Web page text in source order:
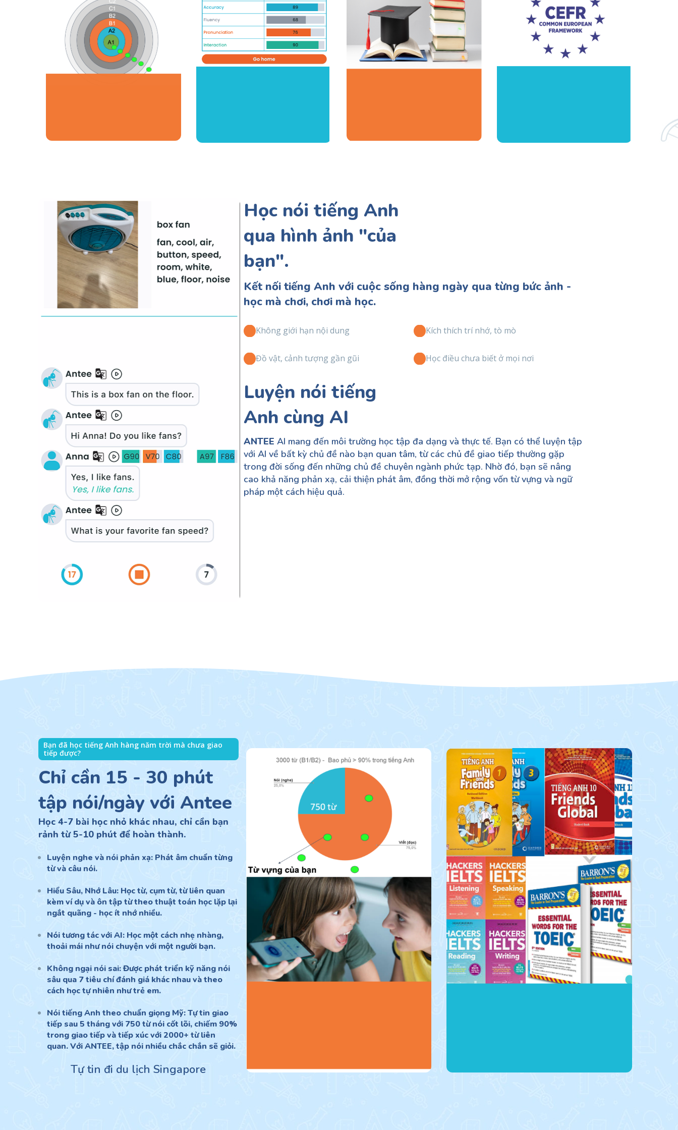
Học nói tiếng Anh
qua hình ảnh "của
bạn".
Kết nối tiếng Anh với cuộc sống hàng ngày qua từng bức ảnh -
học mà chơi, chơi mà học.
Không giới hạn nội dung
Đồ vật, cảnh tượng gần gũi
Kích thích trí nhớ, tò mò
Học điều chưa biết ở mọi nơi
Luyện nói tiếng
Anh cùng AI
ANTEE AI mang đến môi trường học tập đa dạng và thực tế. Bạn có thể luyện tập
với AI về bất kỳ chủ đề nào bạn quan tâm, từ các chủ đề giao tiếp thường gặp
trong đời sống đến những chủ đề chuyên ngành phức tạp. Nhờ đó, bạn sẽ nâng
cao khả năng phản xạ, cải thiện phát âm, đồng thời mở rộng vốn từ vựng và ngữ
pháp một cách hiệu quả.
Bạn đã học tiếng Anh hàng năm trời mà chưa giao
tiếp được?
Chỉ cần 15 - 30 phút
tập nói/ngày với Antee
Học 4-7 bài học nhỏ khác nhau, chỉ cần bạn
rảnh từ 5-10 phút để hoàn thành.
Luyện nghe và nói phản xạ: Phát âm chuẩn từng
từ và câu nói.
Hiểu Sâu, Nhớ Lâu: Học từ, cụm từ, từ liên quan
kèm ví dụ và ôn tập từ theo thuật toán học lặp lại
ngắt quãng - học ít nhớ nhiều.
Nói tương tác với AI: Học một cách nhẹ nhàng,
thoải mái như nói chuyện với một người bạn.
Không ngại nói sai: Được phát triển kỹ năng nói
sâu qua 7 tiêu chí đánh giá khác nhau và theo
cách học tự nhiên như trẻ em.
Nói tiếng Anh theo chuẩn giọng Mỹ: Tự tin giao
tiếp sau 5 tháng với 750 từ nói cốt lõi, chiếm 90%
trong giao tiếp và tiếp xúc với 2000+ từ liên
quan. Với ANTEE, tập nói nhiều chắc chắn sẽ giỏi.
Tự tin đi du lịch Singapore